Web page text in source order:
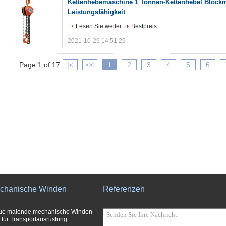
Kettenhebemaschine 1 Tonnen-Kettenhebel
Leistungsfähigkeit
Lesen Sie weiter Bestpreis
2021-10-29 14:51:29
Page 1 of 17 |< << 1 2 3 4 5 6
Winden
malende mechanische Winden
für Transportausrüstung
Referenzen